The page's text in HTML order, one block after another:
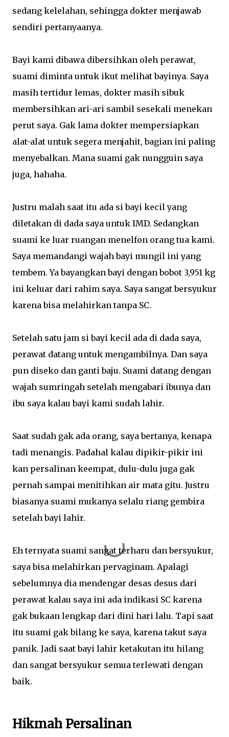
sedang kelelahan, sehingga dokter menjawab
sendiri pertanyaanya.
Bayi kami dibawa dibersihkan oleh perawat,
suami diminta untuk ikut melihat bayinya. Saya
masih tertidur lemas, dokter masih sibuk
membersihkan ari-ari sambil sesekali menekan
perut saya. Gak lama dokter mempersiapkan
alat-alat untuk segera menjahit, bagian ini paling
menyebalkan. Mana suami gak nungguin saya
juga, hahaha.
Justru malah saat itu ada si bayi kecil yang
diletakan di dada saya untuk IMD. Sedangkan
suami ke luar ruangan menelfon orang tua kami.
Saya memandangi wajah bayi mungil ini yang
tembem. Ya bayangkan bayi dengan bobot 3,951 kg
ini keluar dari rahim saya. Saya sangat bersyukur
karena bisa melahirkan tanpa SC.
Setelah satu jam si bayi kecil ada di dada saya,
perawat datang untuk mengambilnya. Dan saya
pun diseko dan ganti baju. Suami datang dengan
wajah sumringah setelah mengabari ibunya dan
ibu saya kalau bayi kami sudah lahir.
Saat sudah gak ada orang, saya bertanya, kenapa
tadi menangis. Padahal kalau dipikir-pikir ini
kan persalinan keempat, dulu-dulu juga gak
pernah sampai menitihkan air mata gitu. Justru
biasanya suami mukanya selalu riang gembira
setelah bayi lahir.
Eh ternyata suami sangat terharu dan bersyukur,
saya bisa melahirkan pervaginam. Apalagi
sebelumnya dia mendengar desas desus dari
perawat kalau saya ini ada indikasi SC karena
gak bukaan lengkap dari dini hari lalu. Tapi saat
itu suami gak bilang ke saya, karena takut saya
panik. Jadi saat bayi lahir ketakutan itu hilang
dan sangat bersyukur semua terlewati dengan
baik.
Hikmah Persalinan